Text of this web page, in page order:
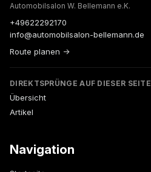
Automobilsalon W. Bellemann e.K.
+49622292170
info@automobilsalon-bellemann.de
Route planen →
DIREKTSPRÜNGE AUF DIESER SEITE
Übersicht
Artikel
Navigation